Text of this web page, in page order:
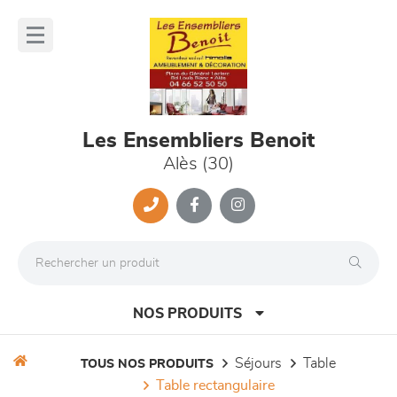
Les Ensembliers Benoit
Alès (30)
NOS PRODUITS
TOUS NOS PRODUITS séjours
table
table rectangulaire